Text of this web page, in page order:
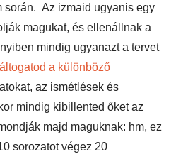
során. Az izmaid ugyanis egy
magukat, és ellenállnak a
mindig ugyanazt a tervet
a különböző
az ismétlések és
mindig kibillented őket az
majd maguknak: hm, ez
sorozatot végez 20